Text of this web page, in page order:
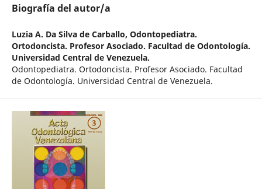
Biografía del autor/a
Luzia A. Da Silva de Carballo, Odontopediatra.
Ortodoncista. Profesor Asociado. Facultad de Odontología.
Universidad Central de Venezuela.
Odontopediatra. Ortodoncista. Profesor Asociado. Facultad
de Odontología. Universidad Central de Venezuela.